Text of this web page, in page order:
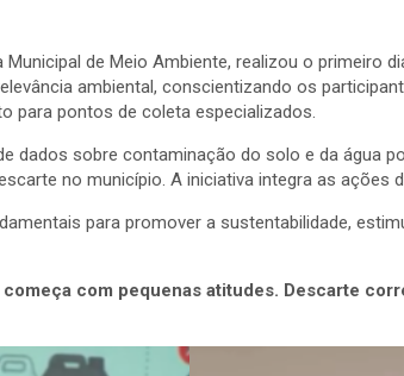
Municipal de Meio Ambiente, realizou o
ambiental, conscientizando os
para pontos de coleta especializados.
dados sobre contaminação do solo e da água
no município. A iniciativa integra as ações
para promover a sustentabilidade,
com pequenas atitudes. Descarte